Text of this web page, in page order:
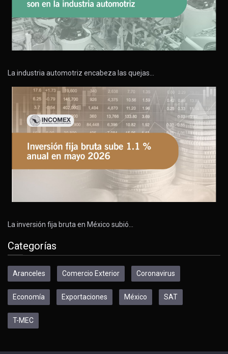
La industria automotriz encabeza las quejas…
La inversión fija bruta en México subió…
Categorías
Aranceles Comercio Exterior Coronavirus
Economía Exportaciones México SAT
T-MEC